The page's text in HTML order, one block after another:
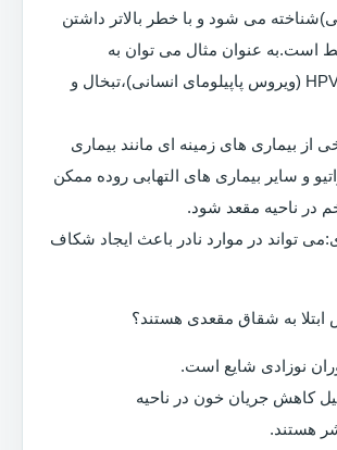
می شود و با خطر بالاتر داشتن
است.به عنوان مثال می توان به
سفلیس،اچ آی وی،HPV (ویروس پاپیلومای انسانی)،تبخال و
از بیماری های زمینه ای مانند بیماری
و سایر بیماری های التهابی روده ممکن
در ناحیه مقعد شود.
تواند در موارد نادر باعث ایجاد شکاف
به شقاق مقعدی هستند؟
نوزادی شایع است.
کاهش جریان خون در ناحیه
هستند.